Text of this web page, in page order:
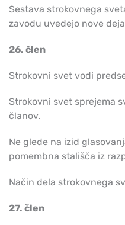
Sestava strokovnega
zavodu uvedejo nove
26. člen
Strokovni svet vodi
Strokovni svet sprejema
članov.
Ne glede na izid
pomembna stališča iz
Način dela strokovnega
27. člen